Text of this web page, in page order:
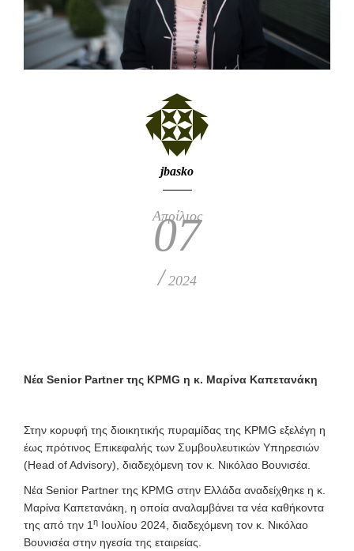
jbasko
Απρίλιος
07
/ 2024
Νέα Senior Partner της KPMG η κ. Μαρίνα Καπετανάκη
Στην κορυφή της διοικητικής πυραμίδας της KPMG εξελέγη η
έως πρότινος Επικεφαλής των Συμβουλευτικών Υπηρεσιών
(Head of Advisory), διαδεχόμενη τον κ. Νικόλαο Βουνισέα.
Νέα Senior Partner της KPMG στην Ελλάδα αναδείχθηκε η κ.
Μαρίνα Καπετανάκη, η οποία αναλαμβάνει τα νέα καθήκοντα
της από την 1η Ιουλίου 2024, διαδεχόμενη τον κ. Νικόλαο
Βουνισέα στην ηγεσία της εταιρείας.